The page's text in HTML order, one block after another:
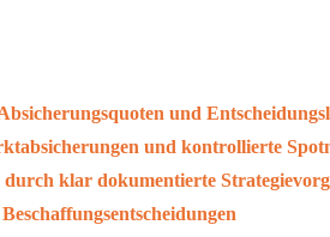
und
und kontrollierte
klar dokumentierte